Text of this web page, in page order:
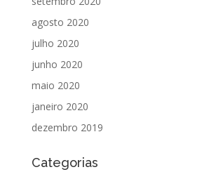
agosto 2020
julho 2020
junho 2020
maio 2020
janeiro 2020
dezembro 2019
Categorias